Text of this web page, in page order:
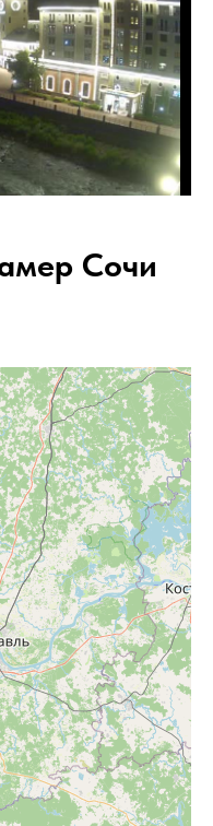
Сочи